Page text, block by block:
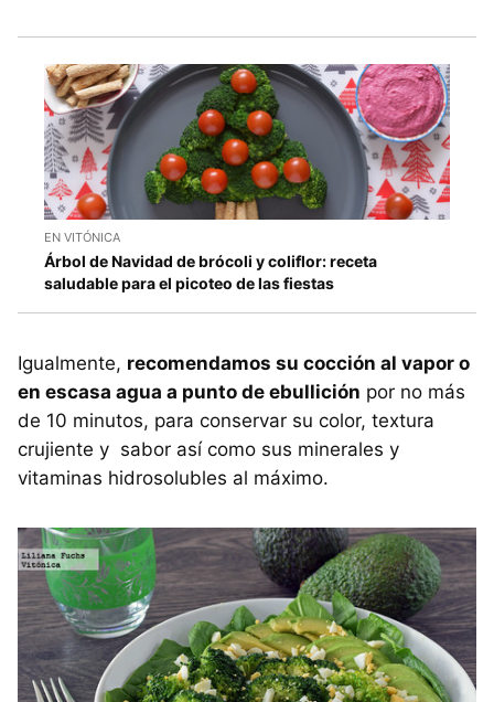
EN VITÓNICA
Árbol de Navidad de brócoli y coliflor: receta
saludable para el picoteo de las fiestas
Igualmente, recomendamos su cocción al vapor o
en escasa agua a punto de ebullición por no más
de 10 minutos, para conservar su color, textura
crujiente y sabor así como sus minerales y
vitaminas hidrosolubles al máximo.